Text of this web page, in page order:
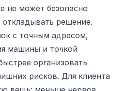
не может безопасно
откладывать решение.
с точным адресом,
машины и точкой
организовать
рисков. Для клиента